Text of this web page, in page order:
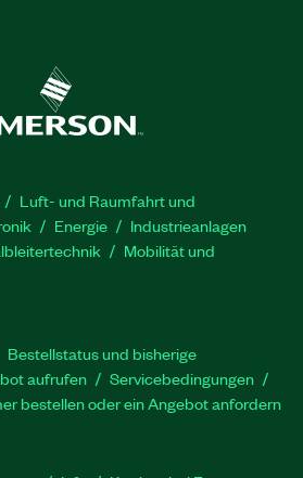
Luft- und Raumfahrt und
Energie
Industrieanlagen
Mobilität und
Bestellstatus und bisherige
aufrufen
Servicebedingungen
bestellen oder ein Angebot anfordern